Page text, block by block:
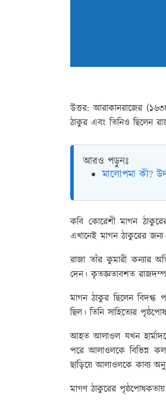
উত্তর: আরাকানরাজের
ঠাকুর এবং তিনিও ছিলেন
আরও পড়ুনঃ
মালোপমা কী?
কবি কোরেশী মাগন
এখানেই মাগন ঠাকুরের
রাজা তাঁর কুমারী কন্যার
দেন। কৃতজ্ঞতাবশত
মাগন ঠাকুর ছিলেন বিদগ্ধ
ছিল। তিনি সাহিত্যের
আহত আলাওল যখন
পরে আলাওলকে বিভিন্ন
ছাড়িয়ে আলাওলকে কাব্য
মাগণ ঠাকুরের